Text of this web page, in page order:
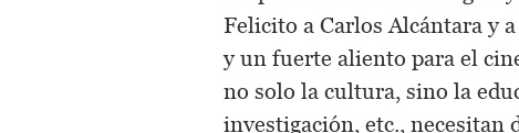
Felicito a Carlos Alcántara y
y un fuerte aliento para el
no solo la cultura, sino la
investigación, etc., necesitan